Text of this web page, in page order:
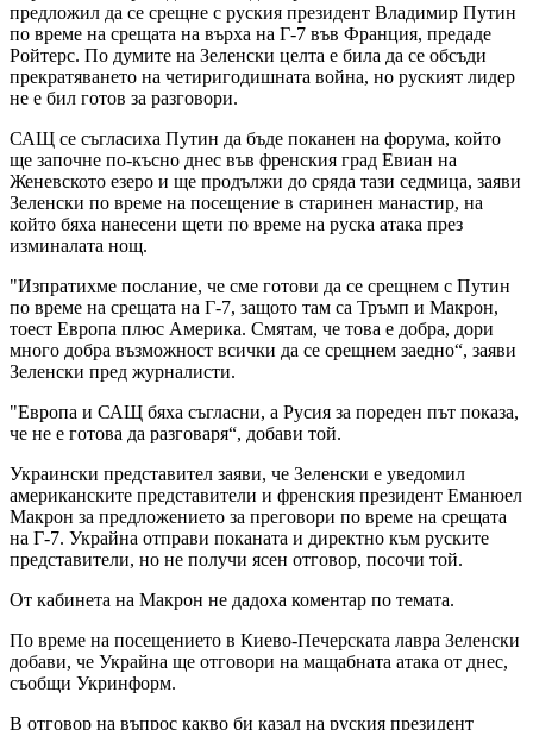
предложил да се срещне с руския президент Владимир Путин
по време на срещата на върха на Г-7 във Франция, предаде
Ройтерс. По думите на Зеленски целта е била да се обсъди
прекратяването на четиригодишната война, но руският лидер
не е бил готов за разговори.
САЩ се съгласиха Путин да бъде поканен на форума, който
ще започне по-късно днес във френския град Евиан на
Женевското езеро и ще продължи до сряда тази седмица, заяви
Зеленски по време на посещение в старинен манастир, на
който бяха нанесени щети по време на руска атака през
изминалата нощ.
"Изпратихме послание, че сме готови да се срещнем с Путин
по време на срещата на Г-7, защото там са Тръмп и Макрон,
тоест Европа плюс Америка. Смятам, че това е добра, дори
много добра възможност всички да се срещнем заедно“, заяви
Зеленски пред журналисти.
"Европа и САЩ бяха съгласни, а Русия за пореден път показа,
че не е готова да разговаря“, добави той.
Украински представител заяви, че Зеленски е уведомил
американските представители и френския президент Еманюел
Макрон за предложението за преговори по време на срещата
на Г-7. Украйна отправи поканата и директно към руските
представители, но не получи ясен отговор, посочи той.
От кабинета на Макрон не дадоха коментар по темата.
По време на посещението в Киево-Печерската лавра Зеленски
добави, че Украйна ще отговори на мащабната атака от днес,
съобщи Укринформ.
В отговор на въпрос какво би казал на руския президент